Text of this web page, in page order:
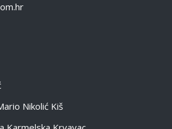
Nikolić Kiš